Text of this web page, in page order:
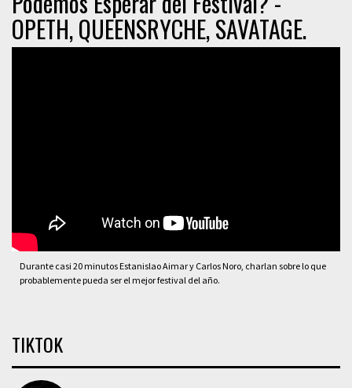
OPETH, QUEENSRYCHE, SAVATAGE.
Durante casi 20 minutos Estanislao Aimar y Carlos Noro, charlan sobre lo que
probablemente pueda ser el mejor festival del año.
TIKTOK